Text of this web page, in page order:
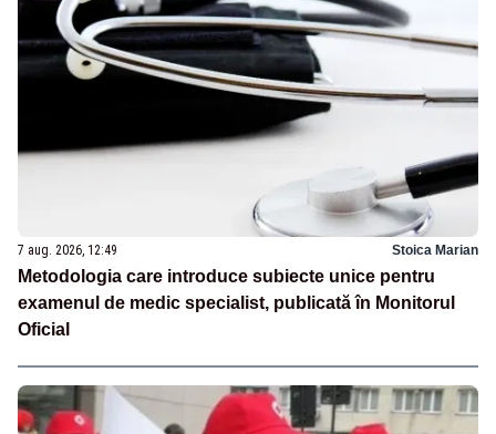
7 aug. 2026, 12:49 Stoica Marian
Metodologia care introduce subiecte unice pentru
examenul de medic specialist, publicată în Monitorul
Oficial